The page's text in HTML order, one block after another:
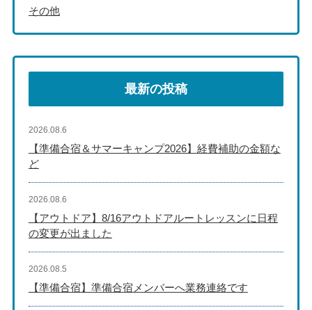
その他
最新の投稿
【準備合宿＆サマーキャンプ2026】経費補助の金額な
ど
2026.08.6
【アウトドア】8/16アウトドアルートレッスンに日程
の変更が出ました
2026.08.6
【準備合宿】準備合宿メンバーへ業務連絡です
2026.08.5